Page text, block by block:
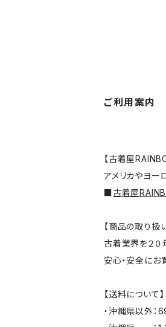
ご利用案内
【古着屋
アメリカやヨー
■古着屋
【商品の取り扱
古着業界を２０
安心・安全にお
【送料について】
・沖縄県以外：